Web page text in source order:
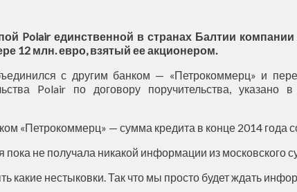
Polair единственной в странах Балтии
12 млн. евро, взятый ее акционером.
с другим банком — «Петрокоммерц» и
Polair по договору поручительства,
«Петрокоммерц» — сумма кредита в конце 2014 года
не получала никакой информации из московского
какие нестыковки. Так что мы просто будет ждать